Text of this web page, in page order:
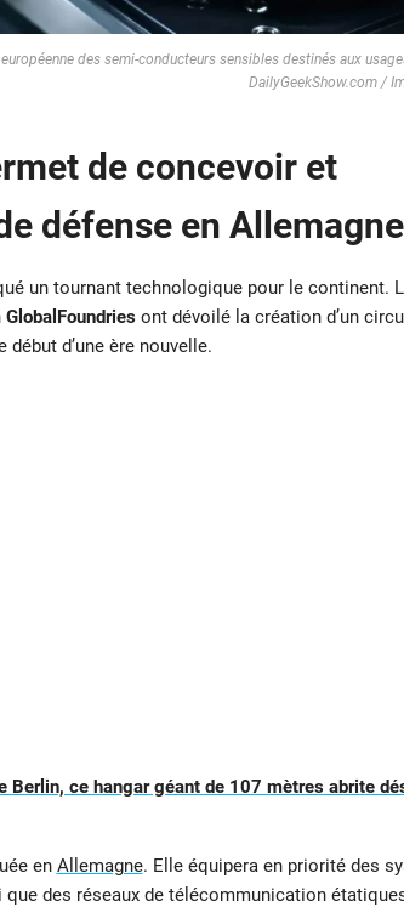
des semi-conducteurs sensibles destinés aux
DailyGeekShow.com /
de concevoir et
défense en Allemagne
un tournant technologique pour le continent.
GlobalFoundriesont dévoilé la création d’un
d’une ère nouvelle.
Berlin, ce hangar géant de 107 mètres abrite
en Allemagne. Elle équipera en priorité des
des réseaux de télécommunication